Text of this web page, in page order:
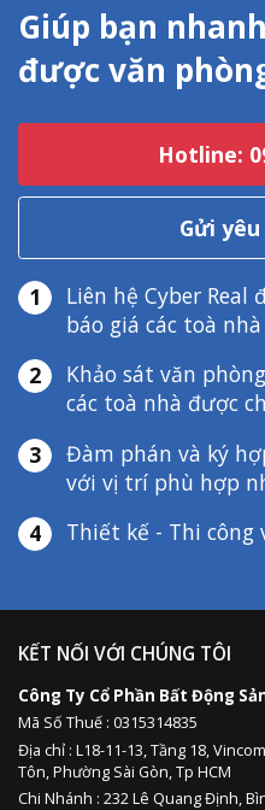
Giúp bạn
được văn
Hotline:
Gửi
1
Liên hệ Cyber
báo giá các toà
2
Khảo sát văn
các toà nhà được
3
Đàm phán và ký
với vị trí phù hợp
4
Thiết kế - Thi công
KẾT NỐI VỚI CHÚNG TÔI
Công Ty Cổ Phần Bất Động
Mã Số Thuế : 0315314835
Địa chỉ : L18-11-13,Tầng 18,
Tôn, Phường Sài Gòn, Tp HCM
Chi Nhánh : 232 Lê Quang Định,